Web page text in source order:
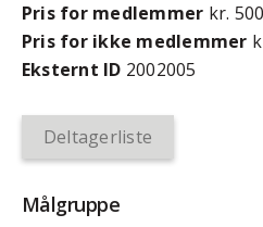
Pris for medlemmer kr. 500
Pris for ikke medlemmer
Eksternt ID 2002005
Deltagerliste
Målgruppe